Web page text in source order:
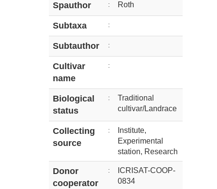
Spauthor : Roth
Subtaxa :
Subtauthor :
Cultivar
name
:
Biological
status
:
Traditional
cultivar/Landrace
Collecting
source
:
Institute,
Experimental
station, Research
Donor
cooperator
:
ICRISAT-COOP-
0834